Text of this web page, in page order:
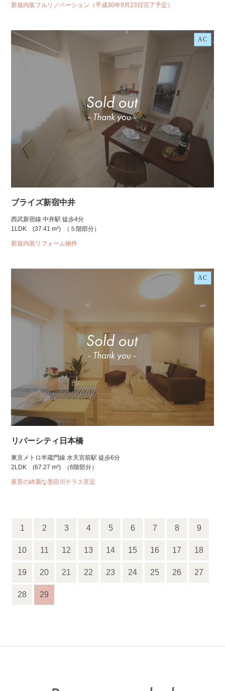
新規内装フルリノベーション（平成30年9月23日完了予定）
AC
ブライズ新宿中井
西武新宿線 中井駅 徒歩4分
1LDK
(37.41 m²) （５階部分）
新規内装リフォーム物件
AC
リバーシティ日本橋
東京メトロ半蔵門線 水天宮前駅 徒歩6分
2LDK
(67.27 m²) （6階部分）
夜景の綺麗な墨田川テラス至近
1 2 3 4 5 6 7 8 9
10 11 12 13 14 15 16 17 18
19 20 21 22 23 24 25 26 27
28 29